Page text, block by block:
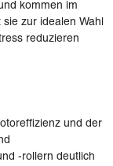
kommen im
zur idealen Wahl
reduzieren
und der
-rollern deutlich